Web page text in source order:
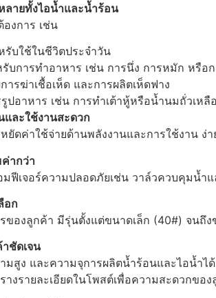
ลายทั้งไอน้ำและน้ำร้อน
งการ เช่น
บใช้ในชีวิตประจำวัน
บการทำอาหาร เช่น การนึ่ง การหมัก หรือก
ารฆ่าเชื้อเห็ด และการผลิตเห็ดฟาง
ปอาหาร เช่น การทำเต้าหู้หรือน้ำนมถั่วเหลื
และใช้งานสะดวก
ยัดค่าใช้จ่ายด้านพลังงานและการใช้งาน ง่
ากว่า
ฟีเจอร์ความปลอดภัยเช่น วาล์วควบคุมน้ำ
อก
ของลูกค้า มีรุ่นตั้งแต่ขนาดเล็ก (40#) จนถึ
ชัดเจน
มสูง และความจุการผลิตน้ำร้อนและไอน้ำไ
งรายละเอียดในโพสต์เพื่อความสะดวกของ